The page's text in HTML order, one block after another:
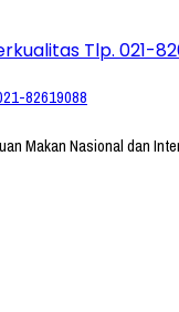
82619088
Makan Nasional dan